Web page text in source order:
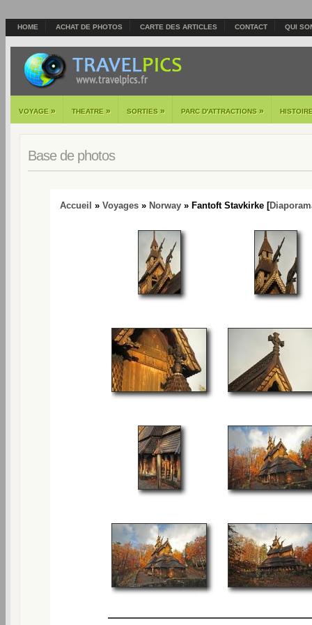
HOME ACHAT DE PHOTOS CARTE DES ARTICLES CONTACT QUI
VOYAGE » THEATRE » SORTIES » PARC D'ATTRACTIONS »
Base de photos
Accueil » Voyages » Norway » Fantoft Stavkirke [